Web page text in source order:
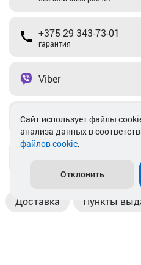
+375 29 343-73-01
гарантия
Viber
Telegram
Доставка Пункты
Cайт использует файлы
анализа данных в
файлов cookie.
Отклонить